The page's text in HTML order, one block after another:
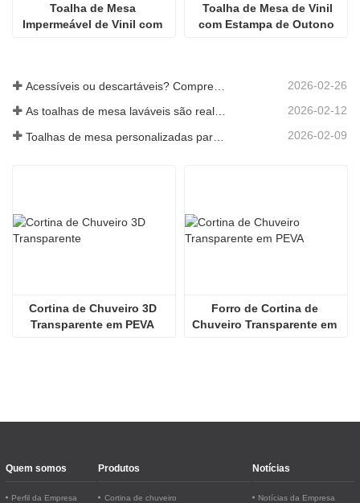
Toalha de Mesa
Impermeável de Vinil com
  Toalha de Mesa de Vinil
com Estampa de Outono
2026-02-26
As toalhas de mesa laváveis ​​são realmente fáceis de cuidar? O que esperar 2026-02-12
2026-02-09
Cortina de Chuveiro 3D
Transparente em PEVA
Forro de Cortina de
Chuveiro Transparente em
Quem somos
Perfil da Empresa
Produtos
Cortina de chuveiro
Notícias
Notícias da Empresa